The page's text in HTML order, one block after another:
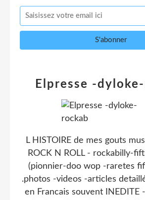
Elpresse -
L HISTOIRE de mes gouts
ROCK N ROLL - rockabilly-
(pionnier-doo wop -raretes
.photos -videos -articles
en Francais souvent INEDITE